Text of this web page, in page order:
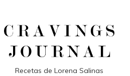
Recetas de Lorena Salinas